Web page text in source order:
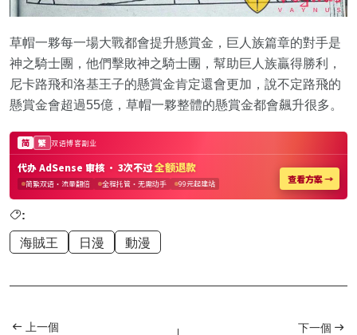
草帽一夥每一場大戰都會提升懸賞金，巨人族篇章的對手是
神之騎士團，他們擊敗神之騎士團，幫助巨人族贏得勝利，
尼卡路飛和洛基王子的懸賞金肯定還會更加，說不定路飛的
懸賞金會超過55億，草帽一夥整體的懸賞金都會飆升很多。
:
海賊王 日漫 動漫
上一個 下一個